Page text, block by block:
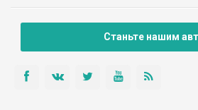
Станьте нашим